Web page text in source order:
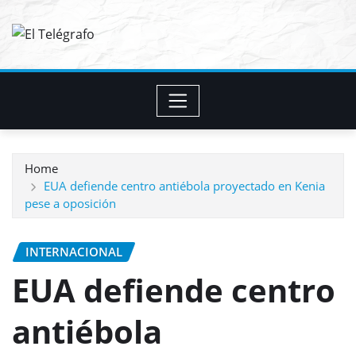
Home
EUA defiende centro antiébola proyectado en Kenia
pese a oposición
INTERNACIONAL
EUA defiende centro
antiébola